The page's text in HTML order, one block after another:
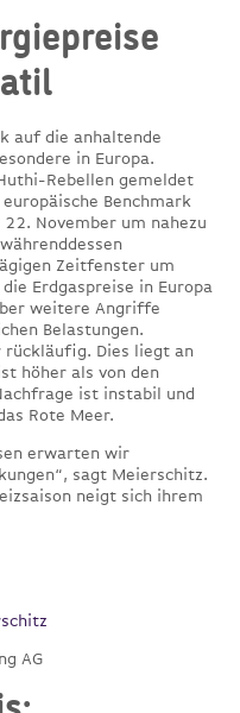
auf die anhaltende
in Europa.
Rebellen gemeldet
Benchmark
November um nahezu
Zeitfenster um
Erdgaspreise in Europa
weitere Angriffe
Belastungen.
rückläufig. Dies liegt an
höher als von den
ist instabil und
Rote Meer.
erwarten wir
sagt Meierschitz.
neigt sich ihrem
AG